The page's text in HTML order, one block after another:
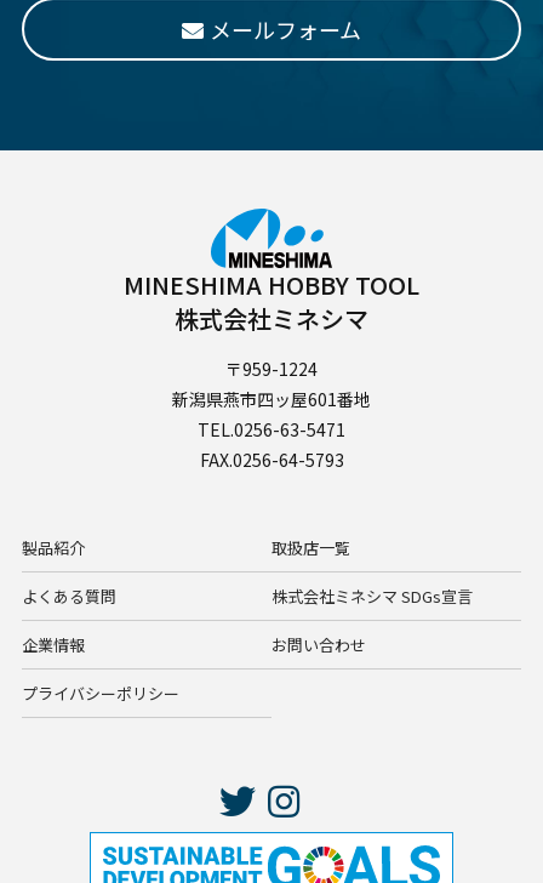
メールフォーム
MINESHIMA HOBBY TOOL
株式会社ミネシマ
〒959-1224
新潟県燕市四ッ屋601番地
TEL.0256-63-5471
FAX.0256-64-5793
製品紹介 取扱店一覧
よくある質問 株式会社ミネシマ SDGs宣言
企業情報 お問い合わせ
プライバシーポリシー